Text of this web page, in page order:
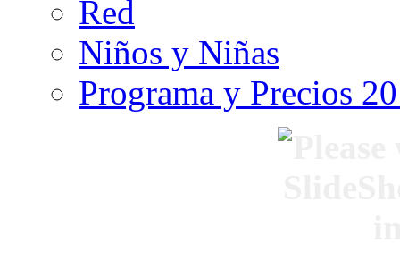
Red
Niños y Niñas
Programa y Precios